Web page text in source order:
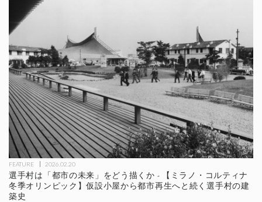
FEATURE 2026.02.20
選手村は「都市の未来」をどう描くか - 【ミラノ・コルティナ
冬季オリンピック】仮設小屋から都市再生へと続く選手村の建
築史